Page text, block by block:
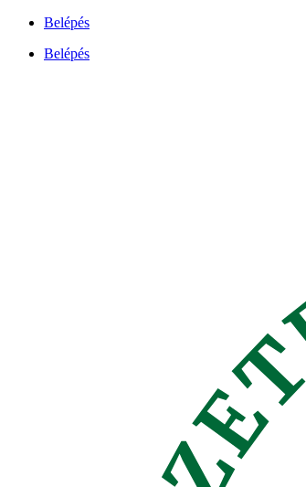
Ugrás
tartalomhoz
Belépés
Belépés